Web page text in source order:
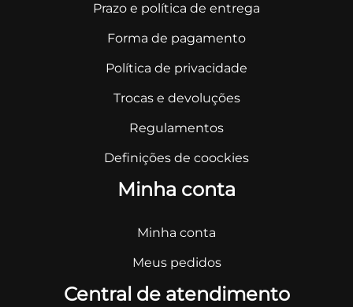
Prazo e política de entrega
Forma de pagamento
Política de privacidade
Trocas e devoluções
Regulamentos
Definições de coockies
Minha conta
Minha conta
Meus pedidos
Central de atendimento